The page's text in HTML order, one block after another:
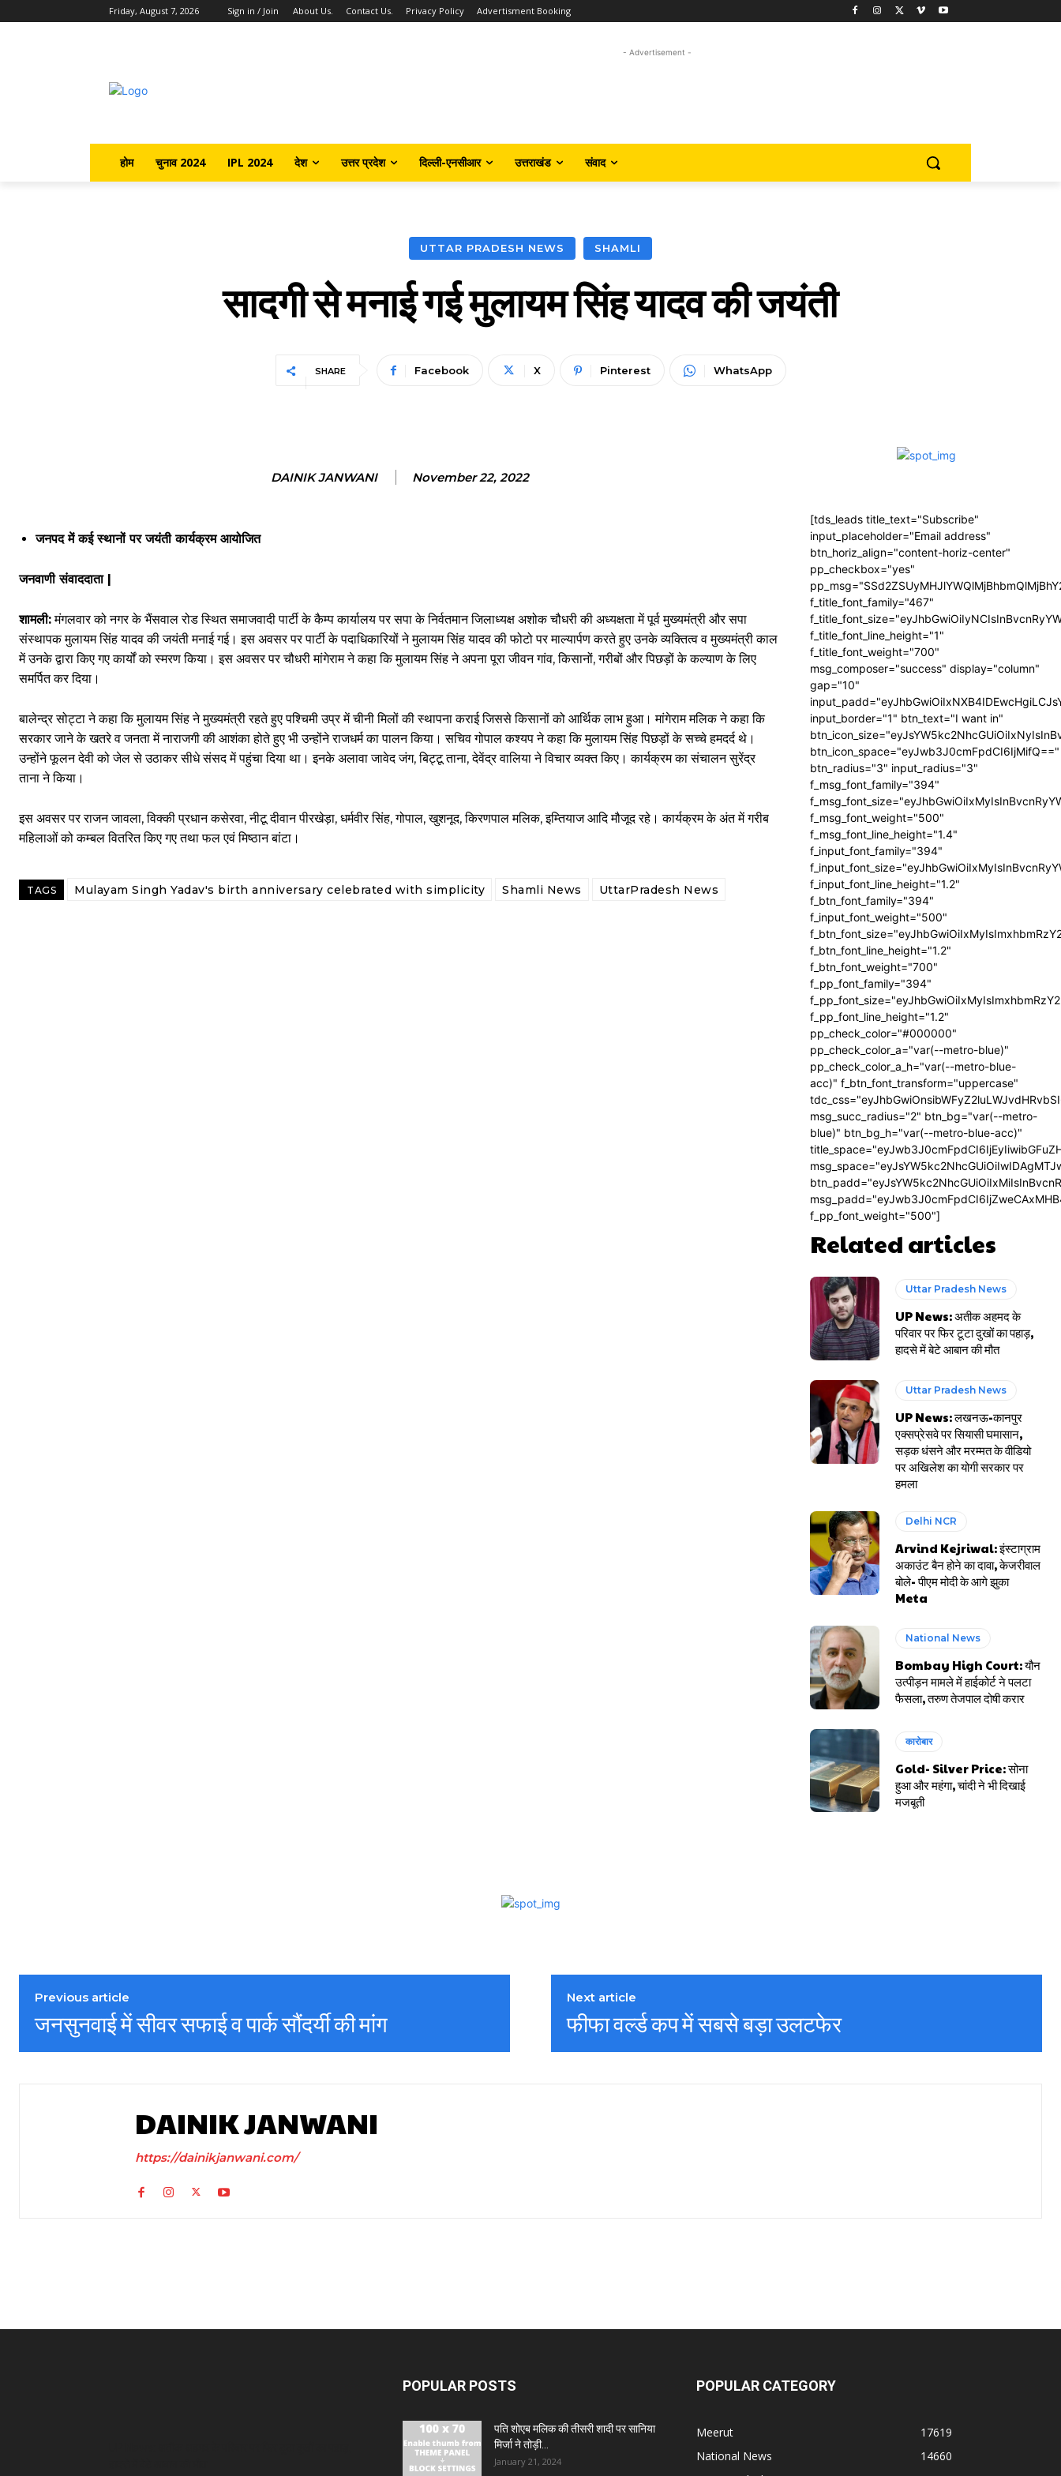
Friday, August 7, 2026 Sign in / Join About Us. Contact Us. Privacy Policy Advertisment Booking
- Advertisement -
होम चुनाव 2024 IPL 2024 देश उत्तर प्रदेश दिल्ली-एनसीआर उत्तराखंड संवाद
UTTAR PRADESH NEWS SHAMLI
सादगी से मनाई गई मुलायम सिंह यादव की जयंती
SHARE Facebook X Pinterest WhatsApp
DAINIK JANWANI November 22, 2022
जनपद में कई स्थानों पर जयंती कार्यक्रम आयोजित
जनवाणी संवाददाता |
शामली:मंगलवार को नगर के ​भैंसवाल रोड स्थित समाजवादी पार्टी के कैम्प कार्यालय पर सपा के निर्वतमान जिलाध्यक्ष अशोक चौधरी की अध्यक्षता में पूर्व मुख्यमंत्री और सपा
संस्थापक मुलायम सिंह यादव की जयंती मनाई गई। इस अवसर पर पार्टी के पदाधिकारियों ने मुलायम सिंह यादव की फोटो पर माल्यार्पण करते हुए उनके व्यक्तित्व व मुख्यमंत्री काल
में उनके द्वारा किए गए कार्यों को स्मरण किया। इस अवसर पर चौधरी मांगेराम ने कहा कि मुलायम सिंह ने अपना पूरा जीवन गांव, किसानों, गरीबों और पिछड़ों के कल्याण के लिए
समर्पित कर दिया।
बालेन्द्र सोट्टा ने कहा कि मुलायम सिंह ने मुख्यमंत्री रहते हुए पश्चिमी उप्र में चीनी मिलों की स्थापना कराई जिससे किसानों को आर्थिक लाभ हुआ। मांगेराम मलिक ने कहा कि
सरकार जाने के खतरे व जनता में नाराजगी की आशंका होते हुए भी उन्होंने राजधर्म का पालन किया। सचिव गोपाल कश्यप ने कहा कि मुलायम सिंह पिछड़ों के सच्चे हमदर्द थे।
उन्होंने फूलन देवी को जेल से उठाकर सीधे संसद में पहुंचा दिया था। इनके अलावा जावेद जंग, बिट्टू ताना, देवेंद्र वालिया ने विचार व्यक्त किए। कार्यक्रम का संचालन सुरेंद्र
ताना ने किया।
इस अवसर पर राजन जावला, विक्की प्रधान कसेरवा, नीटू दीवान पीरखेड़ा, धर्मवीर सिंह, गोपाल, खुशनूद, किरणपाल मलिक, इम्तियाज आदि मौजूद रहे। कार्यक्रम के अंत में गरीब
महिलाओं को कम्बल वितरित किए गए तथा फल एवं मिष्ठान बांटा।
TAGS Mulayam Singh Yadav's birth anniversary celebrated with simplicity Shamli News UttarPradesh News
[tds_leads title_text="Subscribe"
input_placeholder="Email address"
btn_horiz_align="content-horiz-center"
pp_checkbox="yes"
f_title_font_family="467"
f_title_font_line_height="1"
f_title_font_weight="700"
msg_composer="success" display="column"
gap="10"
input_border="1" btn_text="I want in"
btn_icon_space="eyJwb3J0cmFpdCI6IjMifQ=="
btn_radius="3" input_radius="3"
f_msg_font_family="394"
f_msg_font_weight="500"
f_msg_font_line_height="1.4"
f_input_font_family="394"
f_input_font_line_height="1.2"
f_btn_font_family="394"
f_input_font_weight="500"
f_btn_font_line_height="1.2"
f_btn_font_weight="700"
f_pp_font_family="394"
f_pp_font_line_height="1.2"
pp_check_color="#000000"
pp_check_color_a="var(--metro-blue)"
pp_check_color_a_h="var(--metro-blue-
acc)" f_btn_font_transform="uppercase"
msg_succ_radius="2" btn_bg="var(--metro-
blue)" btn_bg_h="var(--metro-blue-acc)"
f_pp_font_weight="500"]
Related articles
Uttar Pradesh News
UP News: अतीक अहमद के
परिवार पर फिर टूटा दुखों का पहाड़,
हादसे में बेटे आबान की मौत
Uttar Pradesh News
UP News: लखनऊ-कानपुर
एक्सप्रेसवे पर सियासी घमासान,
सड़क धंसने और मरम्मत के वीडियो
पर अखिलेश का योगी सरकार पर
हमला
Delhi NCR
Arvind Kejriwal: इंस्टाग्राम
अकाउंट बैन होने का दावा, केजरीवाल
बोले- पीएम मोदी के आगे झुका
Meta
National News
Bombay High Court: यौन
उत्पीड़न मामले में हाईकोर्ट ने पलटा
फैसला, तरुण तेजपाल दोषी करार
कारोबार
Gold- Silver Price: सोना
हुआ और महंगा, चांदी ने भी दिखाई
मजबूती
Previous article
जनसुनवाई में सीवर सफाई व पार्क सौंदर्यी की मांग
Next article
फीफा वर्ल्ड कप में सबसे बड़ा उलटफेर
DAINIK JANWANI
https://dainikjanwani.com/
POPULAR POSTS
पति शोएब मलिक की तीसरी शादी पर सानिया
मिर्जा ने तोड़ी...
January 21, 2024
POPULAR CATEGORY
Meerut
17619
National News
14660